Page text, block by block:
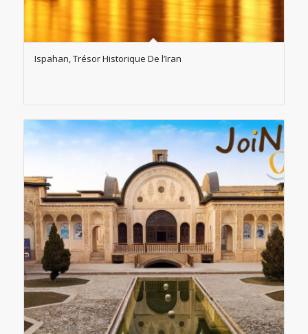
Ispahan, Trésor Historique De l’Iran